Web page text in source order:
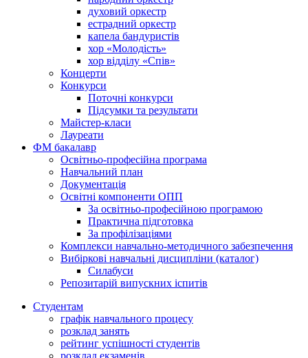
духовий оркестр
естрадний оркестр
капела бандуристів
хор «Молодість»
хор відділу «Спів»
Концерти
Конкурси
Поточні конкурси
Підсумки та результати
Майстер-класи
Лауреати
ФМ бакалавр
Освітньо-професійна програма
Навчальний план
Документація
Освітні компоненти ОПП
За освітньо-професійною програмою
Практична підготовка
За профілізаціями
Комплекси навчально-методичного забезпечення
Вибіркові навчальні дисципліни (каталог)
Силабуси
Репозитарій випускних іспитів
Студентам
графік навчального процесу
розклад занять
рейтинг успішності студентів
розклад екзаменів